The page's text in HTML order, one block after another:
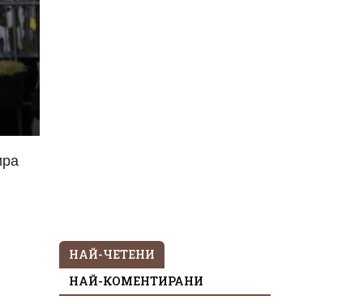
НАЙ-ЧЕТЕНИ
НАЙ-КОМЕНТИРАНИ